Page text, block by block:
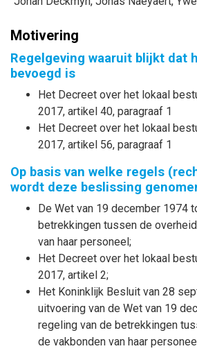
Motivering
Regelgeving waaruit blijkt dat
bevoegd is
Het Decreet over het lokaal
2017, artikel 40, paragraaf 1
Het Decreet over het lokaal
2017, artikel 56, paragraaf 1
Op basis van welke regels
wordt deze beslissing
De Wet van 19 december 1974
betrekkingen tussen de
van haar personeel;
Het Decreet over het lokaal
2017, artikel 2;
Het Koninklijk Besluit van 28
uitvoering van de Wet van 19
regeling van de betrekkingen
de vakbonden van haar